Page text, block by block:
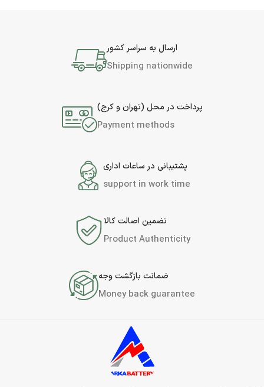
ارسال به سراسر کشور
Shipping nationwide
پرداخت در محل (تهران و کرج)
Payment methods
پشتیبانی در ساعات اداری
support in work time
تضمین اصالت کالا
Product Authenticity
ضمانت بازگشت وجه
Money back guarantee